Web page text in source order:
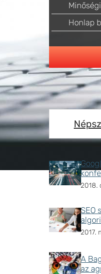
Honlap
2018.
SEO
2017.
A
az